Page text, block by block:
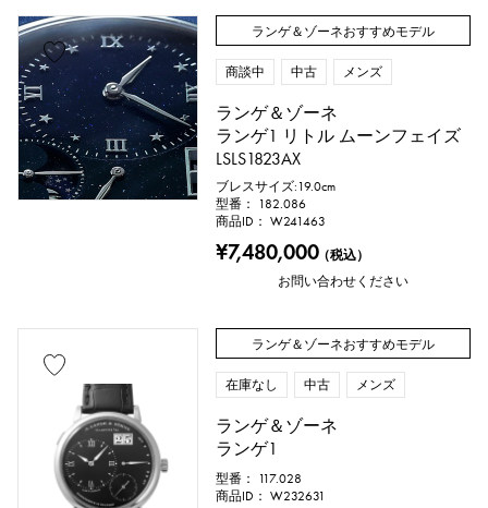
花 蝶 鍵 馬蹄 星座
釣り針
リングサイズ
cm ～
ケース形状
ランゲ＆ゾーネおすすめモデル
商談中 中古 メンズ
ランゲ＆ゾーネ
ランゲ1 リトル ムーンフェイズ
LSLS1823AX
ブレスサイズ:19.0cm
型番： 182.086
商品ID： W241463
¥7,480,000（税込）
お問い合わせください
ランゲ＆ゾーネおすすめモデル
在庫なし 中古 メンズ
ランゲ＆ゾーネ
ランゲ1
型番： 117.028
商品ID： W232631